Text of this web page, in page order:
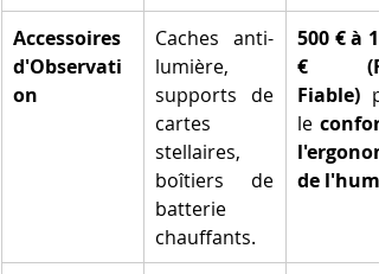
Accessoires
d'Observati
on
Caches anti-
lumière,
supports de
cartes
stellaires,
boîtiers de
batterie
chauffants.
500 € à 1
€
Fiable)
le
de